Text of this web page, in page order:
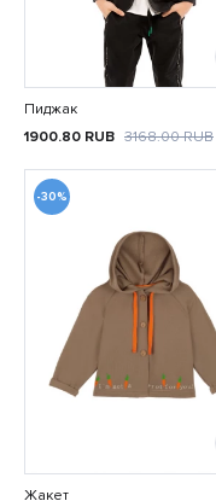
Пиджак
1900.80 RUB 3168.00RUB
-30%
Жакет